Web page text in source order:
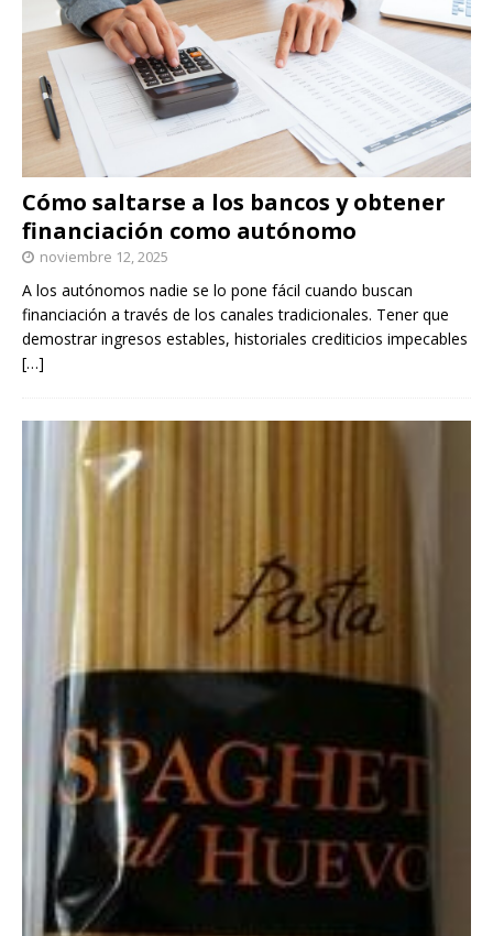
Cómo saltarse a los bancos y obtener
financiación como autónomo
noviembre 12, 2025
A los autónomos nadie se lo pone fácil cuando buscan
financiación a través de los canales tradicionales. Tener que
demostrar ingresos estables, historiales crediticios impecables
[…]